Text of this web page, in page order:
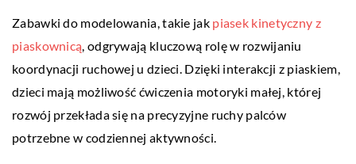
Zabawki do modelowania, takie jak piasek kinetyczny z
piaskownicą, odgrywają kluczową rolę w rozwijaniu
koordynacji ruchowej u dzieci. Dzięki interakcji z piaskiem,
dzieci mają możliwość ćwiczenia motoryki małej, której
rozwój przekłada się na precyzyjne ruchy palców
potrzebne w codziennej aktywności.